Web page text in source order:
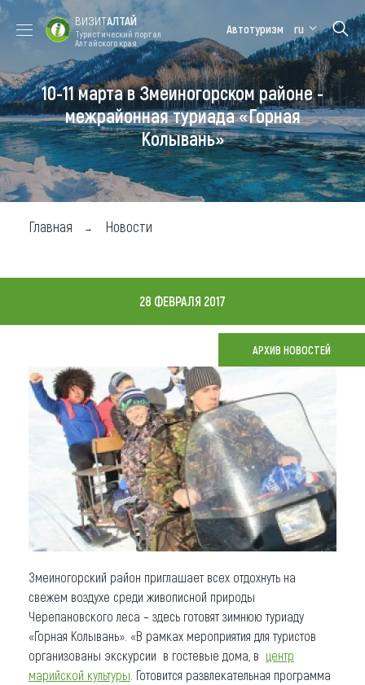
Форум VISIT
ALTAI
Цветение
маральника
Медицинский
форум
Алтайская
зимовка
Туры
Где побывать
Чем заняться
Карта
Что привезти (сувениры)
О регионе
Коллекция впечатлений
Другие рубрики
ВИЗИТАЛТАЙ
Туристический портал
Алтайского края
Автотуризм ru
10-11 марта в Змеиногорском районе -
межрайонная туриада «Горная
Колывань»
Главная Новости
28 ФЕВРАЛЯ 2017
АРХИВ НОВОСТЕЙ
Змеиногорский район приглашает всех отдохнуть на
свежем воздухе среди живописной природы
Черепановского леса – здесь готовят зимнюю туриаду
«Горная Колывань». «В рамках мероприятия для туристов
организованы экскурсии в гостевые дома, в центр
марийской культуры . Готовится развлекательная программа